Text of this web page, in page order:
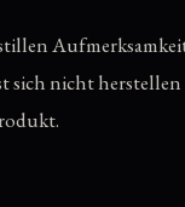
sich nicht